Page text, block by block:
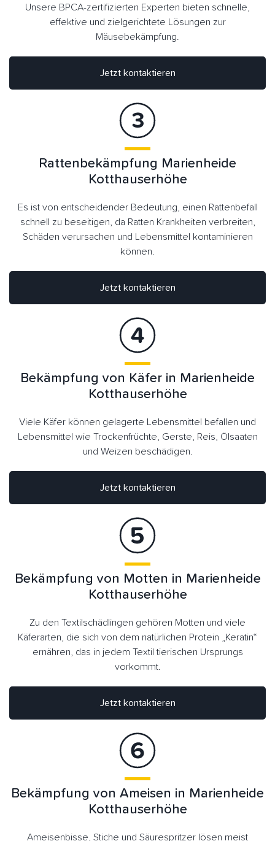
Jetzt kontaktieren
Unsere BPCA-zertifizierten Experten bieten schnelle,
effektive und zielgerichtete Lösungen zur
Mäusebekämpfung.
Rattenbekämpfung Marienheide
Kotthauserhöhe
Es ist von entscheidender Bedeutung, einen Rattenbefall
schnell zu beseitigen, da Ratten Krankheiten verbreiten,
Schäden verursachen und Lebensmittel kontaminieren
können.
Jetzt kontaktieren
Jetzt kontaktieren
Bekämpfung von Käfer in Marienheide
Kotthauserhöhe
Viele Käfer können gelagerte Lebensmittel befallen und
Lebensmittel wie Trockenfrüchte, Gerste, Reis, Ölsaaten
und Weizen beschädigen.
Bekämpfung von Motten in Marienheide
Kotthauserhöhe
Zu den Textilschädlingen gehören Motten und viele
Käferarten, die sich von dem natürlichen Protein „Keratin“
ernähren, das in jedem Textil tierischen Ursprungs
vorkommt.
Jetzt kontaktieren
Bekämpfung von Ameisen in Marienheide
Kotthauserhöhe
Ameisenbisse, Stiche und Säurespritzer lösen meist